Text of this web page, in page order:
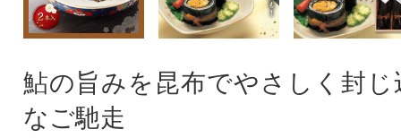
鮎の旨みを昆布でやさしく封じ
なご馳走